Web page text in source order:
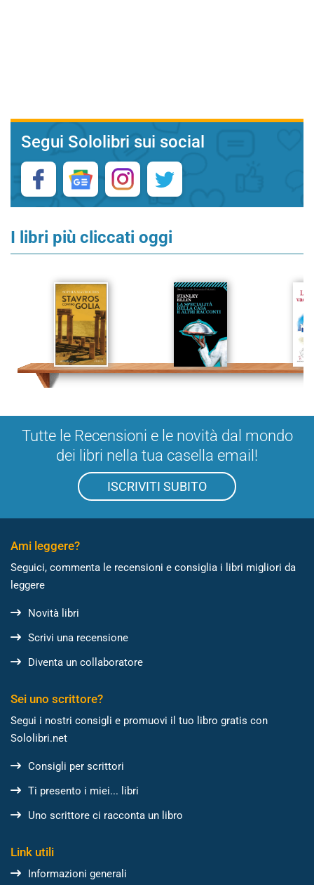
Segui Sololibri sui social
I libri più cliccati oggi
Tutte le Recensioni e le novità dal mondo
dei libri nella tua casella email!
ISCRIVITI SUBITO
Ami leggere?
Seguici, commenta le recensioni e consiglia i libri migliori da
leggere
Novità libri
Scrivi una recensione
Diventa un collaboratore
Sei uno scrittore?
Segui i nostri consigli e promuovi il tuo libro gratis con
Sololibri.net
Consigli per scrittori
Ti presento i miei... libri
Uno scrittore ci racconta un libro
Link utili
Informazioni generali